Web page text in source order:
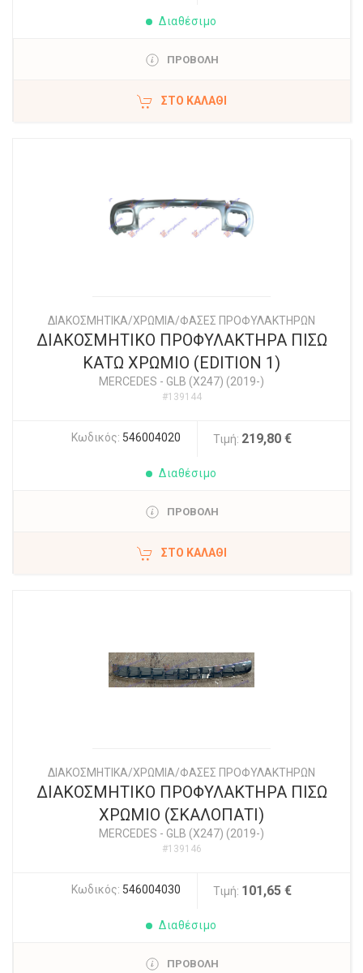
Διαθέσιμο
ΠΡΟΒΟΛΗ
ΣΤΟ ΚΑΛΆΘΙ
ΔΙΑΚΟΣΜΗΤΙΚΑ/ΧΡΩΜΙΑ/ΦΑΣΕΣ ΠΡΟΦΥΛΑΚΤΗΡΩΝ
ΔΙΑΚΟΣΜΗΤΙΚΟ ΠΡΟΦΥΛΑΚΤΗΡΑ ΠΙΣΩ
ΚΑΤΩ ΧΡΩΜΙΟ (EDITION 1)
MERCEDES - GLB (X247) (2019-)
#139144
Κωδικός: 546004020 Τιμή: 219,80 €
Διαθέσιμο
ΠΡΟΒΟΛΗ
ΣΤΟ ΚΑΛΆΘΙ
ΔΙΑΚΟΣΜΗΤΙΚΑ/ΧΡΩΜΙΑ/ΦΑΣΕΣ ΠΡΟΦΥΛΑΚΤΗΡΩΝ
ΔΙΑΚΟΣΜΗΤΙΚΟ ΠΡΟΦΥΛΑΚΤΗΡΑ ΠΙΣΩ
ΧΡΩΜΙΟ (ΣΚΑΛΟΠΑΤΙ)
MERCEDES - GLB (X247) (2019-)
#139146
Κωδικός: 546004030 Τιμή: 101,65 €
Διαθέσιμο
ΠΡΟΒΟΛΗ